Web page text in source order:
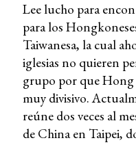
Lee lucho para
para los
Taiwanesa, la cual
iglesias no quieren
grupo por que
muy divisivo.
reúne dos veces al
de China en Taipei,